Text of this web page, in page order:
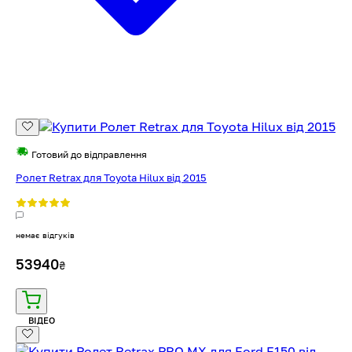
Готовий до відправлення
Ролет Retrax для Toyota Hilux від 2015
немає відгуків
53940₴
ВІДЕО